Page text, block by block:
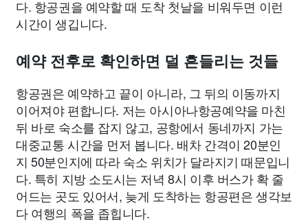
다. 항공권을 예약할 때 도착 첫날을 비워두면 이런
시간이 생깁니다.
예약 전후로 확인하면 덜 흔들리는 것들
항공권은 예약하고 끝이 아니라, 그 뒤의 이동까지
이어져야 편합니다. 저는 아시아나항공예약을 마친
뒤 바로 숙소를 잡지 않고, 공항에서 동네까지 가는
대중교통 시간을 먼저 봅니다. 배차 간격이 20분인
지 50분인지에 따라 숙소 위치가 달라지기 때문입니
다. 특히 지방 소도시는 저녁 8시 이후 버스가 확 줄
어드는 곳도 있어서, 늦게 도착하는 항공편은 생각보
다 여행의 폭을 좁힙니다.